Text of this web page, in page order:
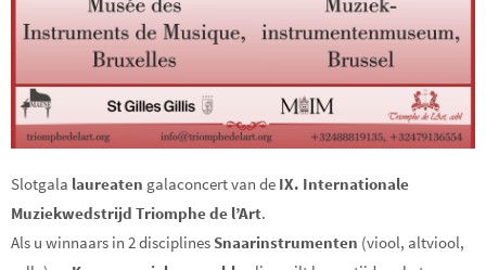
Slotgala laureaten galaconcert van de IX. Internationale
Muziekwedstrijd Triomphe de l’Art.
Als u winnaars in 2 disciplines Snaarinstrumenten (viool, altviool,